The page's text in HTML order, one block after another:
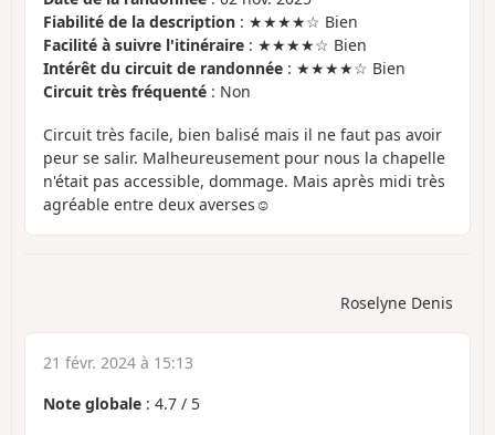
Fiabilité de la description : ★★★★☆ Bien
Facilité à suivre l'itinéraire : ★★★★☆ Bien
Intérêt du circuit de randonnée : ★★★★☆ Bien
Circuit très fréquenté : Non
Circuit très facile, bien balisé mais il ne faut pas avoir
peur se salir. Malheureusement pour nous la chapelle
n'était pas accessible, dommage. Mais après midi très
agréable entre deux averses☺️
Roselyne Denis
21 févr. 2024 à 15:13
Note globale : 4.7 / 5